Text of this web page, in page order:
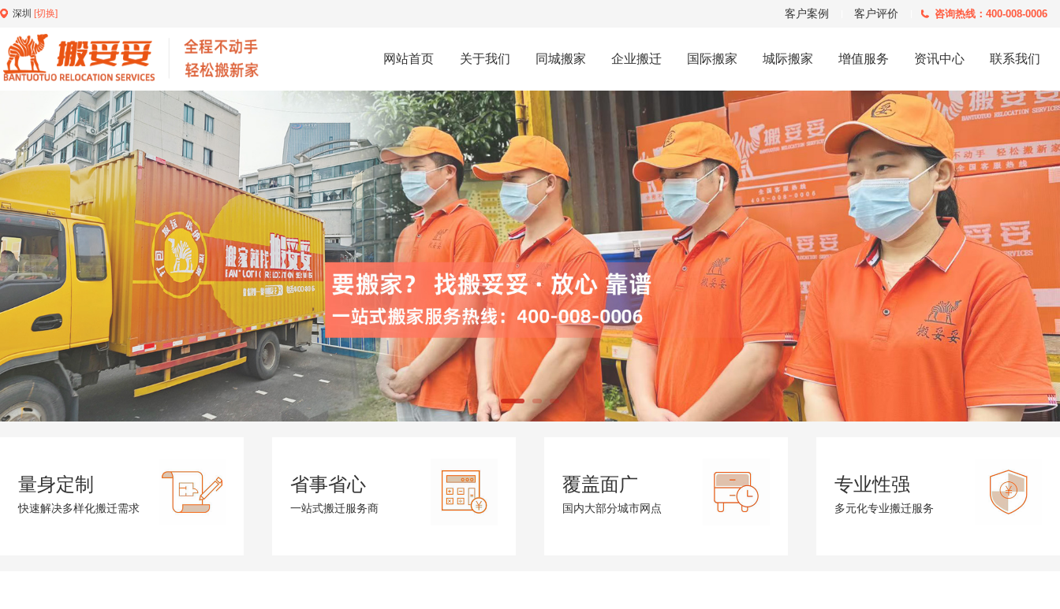
深圳 [切换] 客户案例 客户评价 咨询热线：400-008-0006
网站首页 关于我们 同城搬家 企业搬迁 国际搬家 城际搬家 增值服务 资讯中心 联系我们
量身定制
快速解决多样化搬迁需求
省事省心
一站式搬迁服务商
覆盖面广
国内大部分城市网点
专业性强
多元化专业搬迁服务